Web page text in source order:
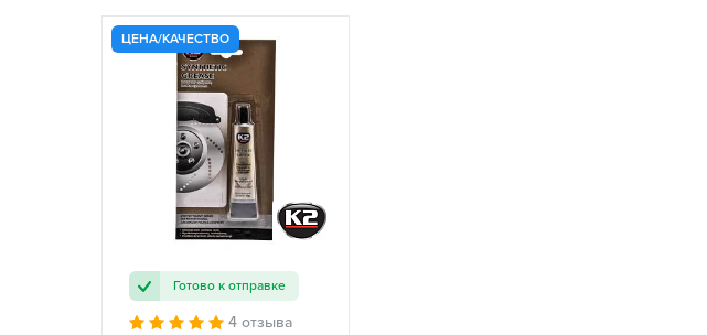
ЦЕНА/КАЧЕСТВО
Готово к отправке
4 отзыва